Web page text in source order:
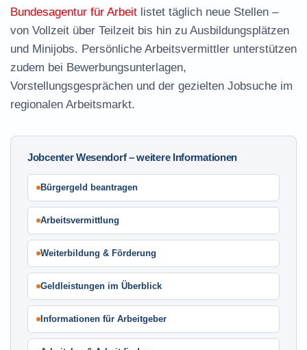
Bundesagentur für Arbeit listet täglich neue Stellen –
von Vollzeit über Teilzeit bis hin zu Ausbildungsplätzen
und Minijobs. Persönliche Arbeitsvermittler unterstützen
zudem bei Bewerbungsunterlagen,
Vorstellungsgesprächen und der gezielten Jobsuche im
regionalen Arbeitsmarkt.
Jobcenter Wesendorf – weitere Informationen
Bürgergeld beantragen
Arbeitsvermittlung
Weiterbildung & Förderung
Geldleistungen im Überblick
Informationen für Arbeitgeber